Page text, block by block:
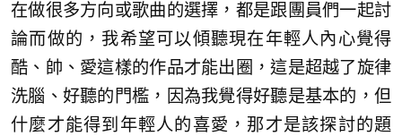
在做很多方向或歌曲的選擇，都是跟團員們一起討
論而做的，我希望可以傾聽現在年輕人內心覺得
酷、帥、愛這樣的作品才能出圈，這是超越了旋律
洗腦、好聽的門檻，因為我覺得好聽是基本的，但
什麼才能得到年輕人的喜愛，那才是該探討的題